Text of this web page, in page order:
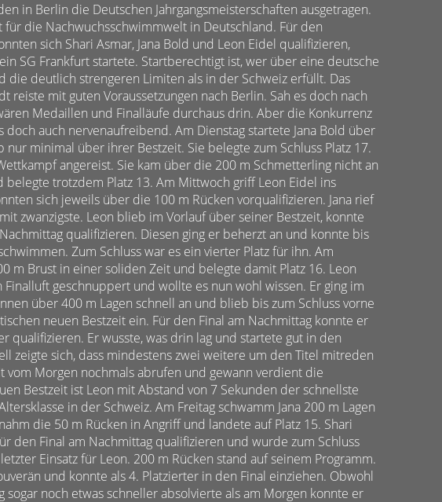
in Berlin die Deutschen Jahrgangsmeisterschaften ausgetragen.
für die Nachwuchsschwimmwelt in Deutschland. Für den
sich Shari Asmar, Jana Bold und Leon Eidel qualifizieren,
SG Frankfurt startete. Startberechtigt ist, wer über eine deutsche
die deutlich strengeren Limiten als in der Schweiz erfüllt. Das
reiste mit guten Voraussetzungen nach Berlin. Sah es doch nach
Medaillen und Finalläufe durchaus drin. Aber die Konkurrenz
doch auch nervenaufreibend. Am Dienstag startete Jana Bold über
minimal über ihrer Bestzeit. Sie belegte zum Schluss Platz 17.
angereist. Sie kam über die 200 m Schmetterling nicht an
trotzdem Platz 13. Am Mittwoch griff Leon Eidel ins
sich jeweils über die 100 m Rücken vorqualifizieren. Jana rief
zwanzigste. Leon blieb im Vorlauf über seiner Bestzeit, konnte
qualifizieren. Diesen ging er beherzt an und konnte bis
Zum Schluss war es ein vierter Platz für ihn. Am
m Brust in einer soliden Zeit und belegte damit Platz 16. Leon
Finalluft geschnuppert und wollte es nun wohl wissen. Er ging im
über 400 m Lagen schnell an und blieb bis zum Schluss vorne
neuen Bestzeit ein. Für den Final am Nachmittag konnte er
qualifizieren. Er wusste, was drin lag und startete gut in den
zeigte sich, dass mindestens zwei weitere um den Titel mitreden
vom Morgen nochmals abrufen und gewann verdient die
Bestzeit ist Leon mit Abstand von 7 Sekunden der schnellste
in der Schweiz. Am Freitag schwamm Jana 200 m Lagen
die 50 m Rücken in Angriff und landete auf Platz 15. Shari
den Final am Nachmittag qualifizieren und wurde zum Schluss
Einsatz für Leon. 200 m Rücken stand auf seinem Programm.
und konnte als 4. Platzierter in den Final einziehen. Obwohl
noch etwas schneller absolvierte als am Morgen konnte er